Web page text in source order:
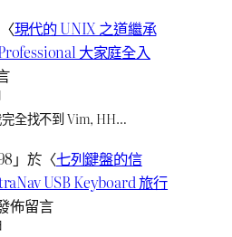
現代的 UNIX 之道繼承
大家庭全入
全找不到 Vim, HH…
」於〈七列鍵盤的信
USB Keyboard 旅行
佈留言